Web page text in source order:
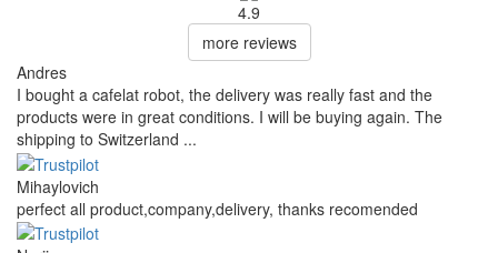
4.9
more reviews
Andres
I bought a cafelat robot, the delivery was really fast and the
products were in great conditions. I will be buying again. The
shipping to Switzerland ...
Mihaylovich
perfect all product,company,delivery, thanks recomended